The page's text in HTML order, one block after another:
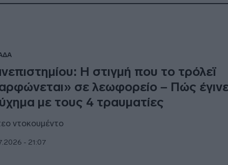
Η στιγμή που το τρόλεϊ
σε λεωφορείο – Πώς
με τους 4 τραυματίες
ντοκουμέντο
- 21:07